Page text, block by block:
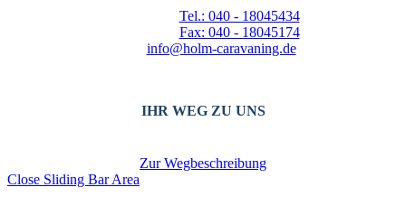
Tel.: 040 - 18045434
Fax: 040 - 18045174
info@holm-caravaning.de
IHR WEG ZU UNS
Zur Wegbeschreibung
Close Sliding Bar Area